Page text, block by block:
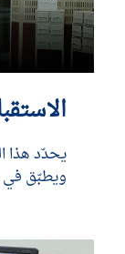
يحدّد هذا
ويطبّق في